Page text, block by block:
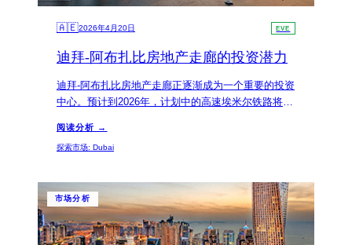
🇦🇪2026年4月20日 EVE
迪拜-阿布扎比房地产走廊的投资潜力
迪拜-阿布扎比房地产走廊正逐渐成为一个重要的投资
中心。预计到2026年，计划中的高速埃米尔铁路将使
投资者提供了独特的机会，促进了迪拜奢华房地产与
阿布扎比家庭友好型开发的融合，增强了市场的可达
阅读分析 →
探索市场: Dubai
市场分析